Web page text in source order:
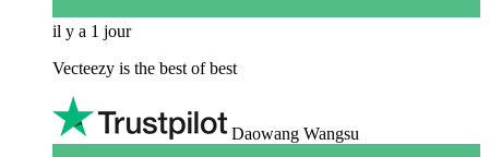
il y a 1 jour
Vecteezy is the best of best
Daowang Wangsu